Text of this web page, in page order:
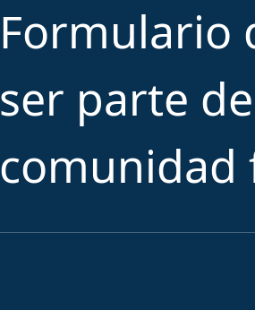
Formulario
ser parte
comunidad